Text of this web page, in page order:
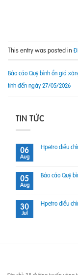
TIN TỨC
06
Aug
Hpetro điều
05
Aug
Báo cáo Quỹ
30
Jul
Hpetro điều
This entry was posted in
Báo cáo Quỹ bình ổn giá
tính đến ngày 27/05/2026